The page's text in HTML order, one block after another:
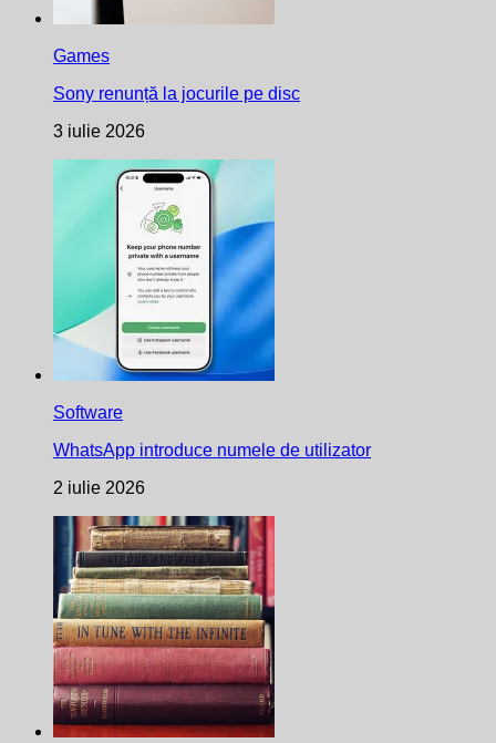
Games
Sony renunță la jocurile pe disc
3 iulie 2026
Software
WhatsApp introduce numele de utilizator
2 iulie 2026